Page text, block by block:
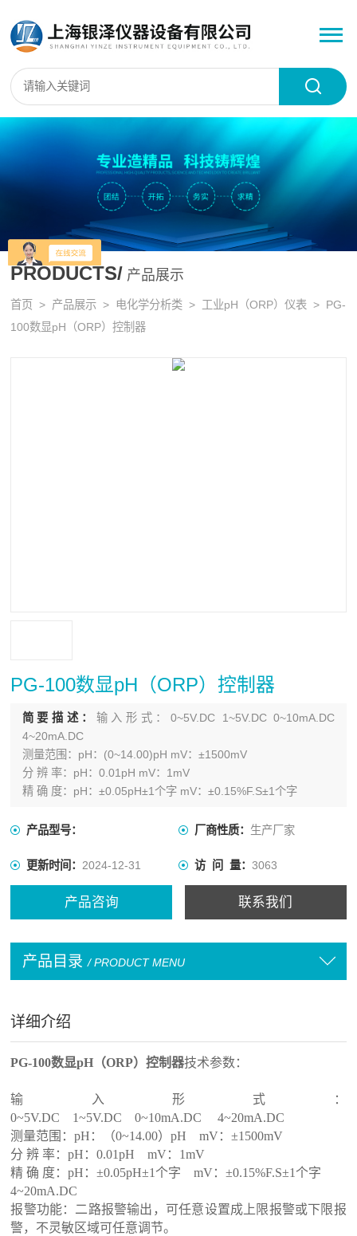
PRODUCTS/ 产品展示
首页 > 产品展示 > 电化学分析类 > 工业pH（ORP）仪表 > PG-
100数显pH（ORP）控制器
PG-100数显pH（ORP）控制器
简要描述： 输入形式：0~5V.DC 1~5V.DC 0~10mA.DC
4~20mA.DC
测量范围：pH：(0~14.00)pH mV：±1500mV
分 辨 率：pH：0.01pH mV：1mV
精 确 度：pH：±0.05pH±1个字 mV：±0.15%F.S±1个字
产品型号： 厂商性质： 生产厂家
更新时间：2024-12-31 访 问 量： 3063
产品咨询 联系我们
产品目录 / PRODUCT MENU
详细介绍
PG-100数显pH（ORP）控制器技术参数：
输入形式：
0~5V.DC 1~5V.DC 0~10mA.DC 4~20mA.DC
测量范围：pH：（0~14.00）pH mV：±1500mV
分 辨 率：pH：0.01pH mV：1mV
精 确 度：pH：±0.05pH±1个字 mV：±0.15%F.S±1个字
4~20mA.DC
报警功能：二路报警输出，可任意设置成上限报警或下限报
警，不灵敏区域可任意调节。